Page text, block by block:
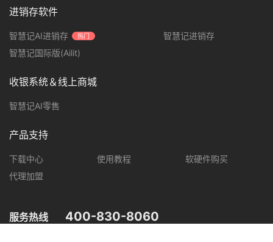
服务热线 400-830-8060
进销存软件
智慧记AI进销存 热门
智慧记进销存
智慧记国际版(Ailit)
收银系统＆线上商城
智慧记AI零售
产品支持
下载中心 使用教程
软硬件购买
代理加盟